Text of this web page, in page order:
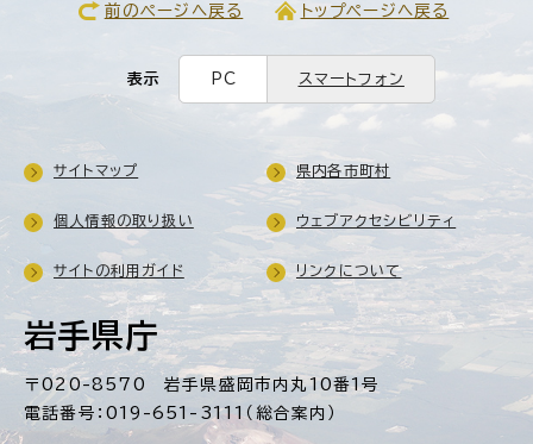
前のページへ戻る トップページへ戻る
表示 PC スマートフォン
岩手県庁
〒020-8570 岩手県盛岡市内丸10番1号
電話番号：019-651-3111（総合案内）
サイトマップ 県内各市町村
個人情報の取り扱い ウェブアクセシビリティ
サイトの利用ガイド リンクについて